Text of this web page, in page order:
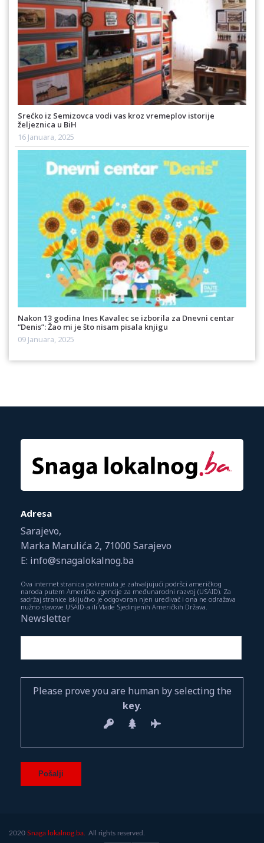
Srećko iz Semizovca vodi vas kroz vremeplov istorije
željeznica u BiH
16 Januara, 2025
Nakon 13 godina Ines Kavalec se izborila za Dnevni centar
“Denis”: Žao mi je što nisam pisala knjigu
09 Januara, 2025
Adresa
Sarajevo,
Marka Marulića 2, 71000 Sarajevo
E: info@snagalokalnog.ba
Ova internet stranica pokrenuta je zahvaljujući podršci američkog
naroda putem Američke agencije za međunarodni razvoj (USAID). Za
sadržaj stranice isključivo je odgovoran njen uređivač i ona ne odražava
nužno stavove USAID-a ili Vlade Sjedinjenih Američkih Država.
Newsletter
Please prove you are human by selecting the
key.
2020 Snaga lokalnog.ba. All rights reserved.